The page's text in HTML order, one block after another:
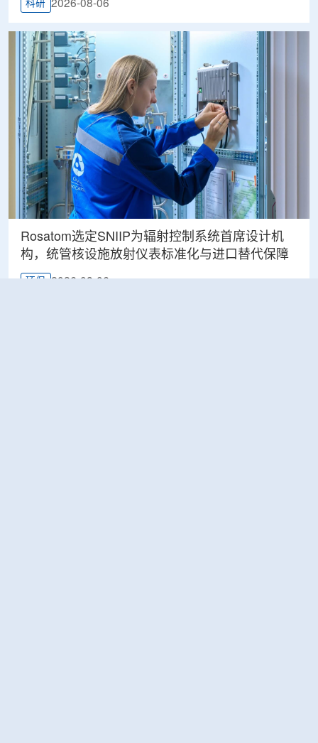
科研 2026-08-06
Rosatom选定SNIIP为辐射控制系统首席设计机
构，统管核设施放射仪表标准化与进口替代保障
环保 2026-08-06